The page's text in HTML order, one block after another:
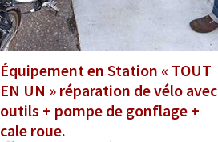
Équipement en Station « TOUT
EN UN » réparation de vélo avec
outils + pompe de gonflage +
cale roue.